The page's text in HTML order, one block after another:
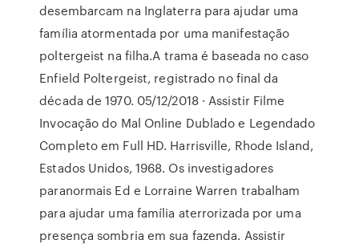
desembarcam na Inglaterra para ajudar uma
família atormentada por uma manifestação
poltergeist na filha.A trama é baseada no caso
Enfield Poltergeist, registrado no final da
década de 1970. 05/12/2018 · Assistir Filme
Invocação do Mal Online Dublado e Legendado
Completo em Full HD. Harrisville, Rhode Island,
Estados Unidos, 1968. Os investigadores
paranormais Ed e Lorraine Warren trabalham
para ajudar uma família aterrorizada por uma
presença sombria em sua fazenda. Assistir